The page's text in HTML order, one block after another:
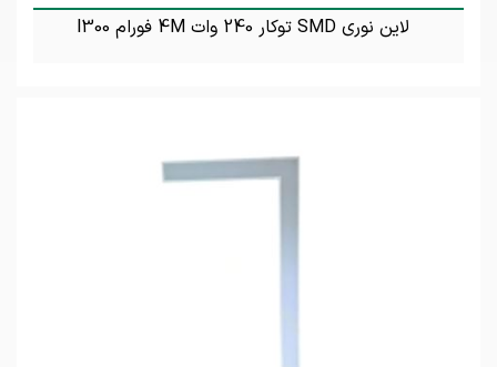
لاین نوری SMD توکار 240 وات 4M فورام l300